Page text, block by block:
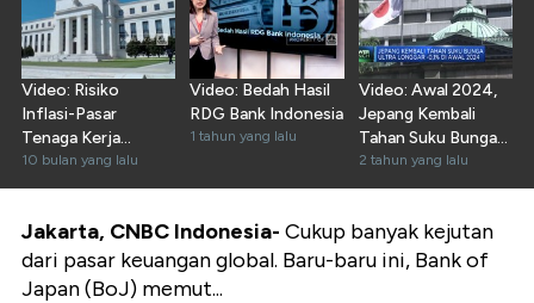
Video: Risiko
Inflasi-Pasar
Tenaga Kerja
Pengaruhi Suku
Bunga The Fed
10 bulan yang lalu
Video: Bedah Hasil
RDG Bank Indonesia
1 tahun yang lalu
Video: Awal 2024,
Jepang Kembali
Tahan Suku Bunga
Ultra Longgar -0,1%
2 tahun yang lalu
Jakarta, CNBC Indonesia- Cukup banyak kejutan
dari pasar keuangan global. Baru-baru ini, Bank of
Japan (BoJ) memut...